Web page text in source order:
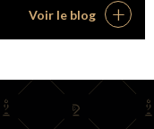
Voir le blog